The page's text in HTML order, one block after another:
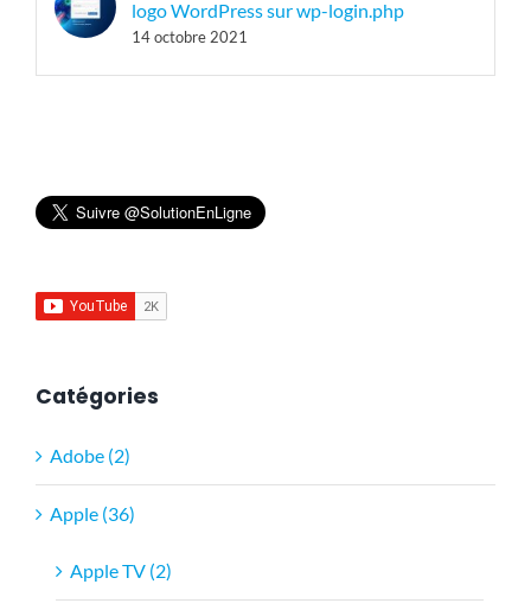
Comment remplacer l’image et le lien du
logo WordPress sur wp-login.php
14 octobre 2021
Adobe (2)
Apple TV (2)